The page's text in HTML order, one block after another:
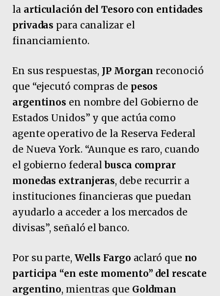
la articulación del Tesoro con entidades
privadas para canalizar el
financiamiento.
En sus respuestas, JP Morgan reconoció
que “ejecutó compras de pesos
argentinos en nombre del Gobierno de
Estados Unidos” y que actúa como
agente operativo de la Reserva Federal
de Nueva York. “Aunque es raro, cuando
el gobierno federal busca comprar
monedas extranjeras, debe recurrir a
instituciones financieras que puedan
ayudarlo a acceder a los mercados de
divisas”, señaló el banco.
Por su parte, Wells Fargo aclaró que no
participa “en este momento” del rescate
argentino, mientras que Goldman